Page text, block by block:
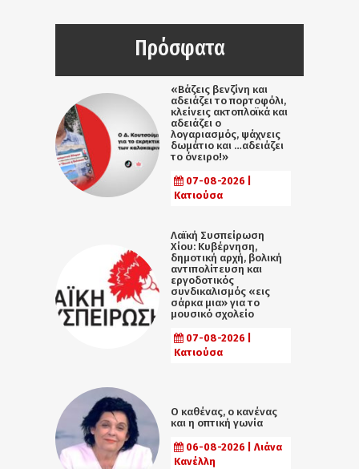
Πρόσφατα
«Βάζεις βενζίνη και
αδειάζει το πορτοφόλι,
κλείνεις ακτοπλοϊκά και
αδειάζει ο
λογαριασμός, ψάχνεις
δωμάτιο και …αδειάζει
το όνειρο!»
07-08-2026 |
Κατιούσα
Λαϊκή Συσπείρωση
Χίου: Κυβέρνηση,
δημοτική αρχή, βολική
αντιπολίτευση και
εργοδοτικός
συνδικαλισμός «εις
σάρκα μια» για το
μουσικό σχολείο
07-08-2026 |
Κατιούσα
Ο καθένας, ο κανένας
και η οπτική γωνία
06-08-2026 | Λιάνα
Κανέλλη